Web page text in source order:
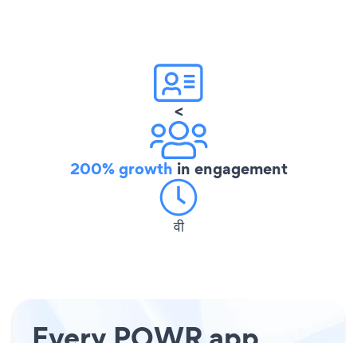
<
200% growth in engagement
वी